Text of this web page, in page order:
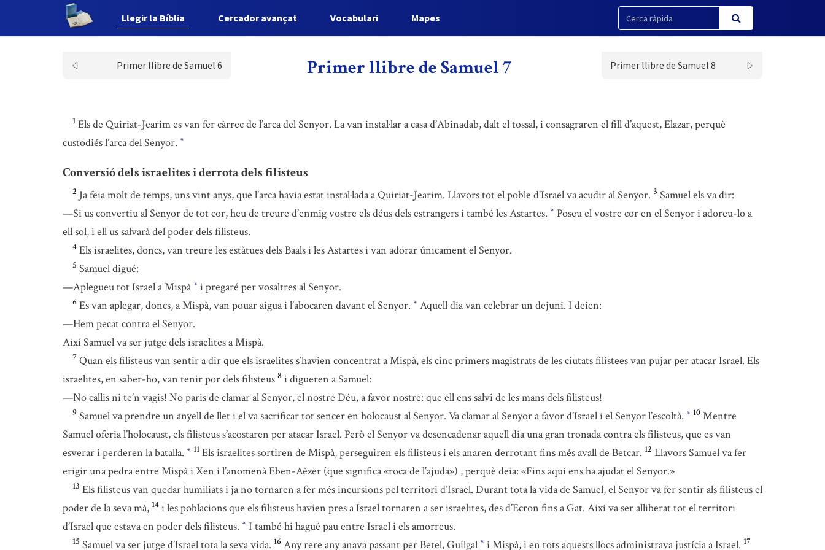
Llegir la Bíblia Cercador avançat Vocabulari Mapes
Primer llibre de Samuel 6 Primer llibre de Samuel 7 Primer llibre de Samuel 8
1 Els de Quiriat-Jearim es van fer càrrec de l’arca del Senyor. La van instal·lar a casa d’Abinadab, dalt el tossal, i consagraren el fill d’aquest, Elazar, perquè
custodiés l’arca del Senyor. *
Conversió dels israelites i derrota dels filisteus
2 Ja feia molt de temps, uns vint anys, que l’arca havia estat instal·lada a Quiriat-Jearim. Llavors tot el poble d’Israel va acudir al Senyor. 3 Samuel els va dir:
—Si us convertiu al Senyor de tot cor, heu de treure d’enmig vostre els déus dels estrangers i també les Astartes. * Poseu el vostre cor en el Senyor i adoreu-lo a
ell sol, i ell us salvarà del poder dels filisteus.
4 Els israelites, doncs, van treure les estàtues dels Baals i les Astartes i van adorar únicament el Senyor.
5 Samuel digué:
—Aplegueu tot Israel a Mispà * i pregaré per vosaltres al Senyor.
6 Es van aplegar, doncs, a Mispà, van pouar aigua i l’abocaren davant el Senyor. * Aquell dia van celebrar un dejuni. I deien:
—Hem pecat contra el Senyor.
Així Samuel va ser jutge dels israelites a Mispà.
7 Quan els filisteus van sentir a dir que els israelites s’havien concentrat a Mispà, els cinc primers magistrats de les ciutats filistees van pujar per atacar Israel. Els
israelites, en saber-ho, van tenir por dels filisteus 8 i digueren a Samuel:
—No callis ni te’n vagis! No paris de clamar al Senyor, el nostre Déu, a favor nostre: que ell ens salvi de les mans dels filisteus!
9 Samuel va prendre un anyell de llet i el va sacrificar tot sencer en holocaust al Senyor. Va clamar al Senyor a favor d’Israel i el Senyor l’escoltà. * 10 Mentre
Samuel oferia l’holocaust, els filisteus s’acostaren per atacar Israel. Però el Senyor va desencadenar aquell dia una gran tronada contra els filisteus, que es van
esverar i perderen la batalla. * 11 Els israelites sortiren de Mispà, perseguiren els filisteus i els anaren derrotant fins més avall de Betcar. 12 Llavors Samuel va fer
erigir una pedra entre Mispà i Xen i l’anomenà Eben-Aèzer (que significa «roca de l’ajuda») , perquè deia: «Fins aquí ens ha ajudat el Senyor.»
13 Els filisteus van quedar humiliats i ja no tornaren a fer més incursions pel territori d’Israel. Durant tota la vida de Samuel, el Senyor va fer sentir als filisteus el
poder de la seva mà, 14 i les poblacions que els filisteus havien pres a Israel tornaren a ser israelites, des d’Ecron fins a Gat. Així va ser alliberat tot el territori
d’Israel que estava en poder dels filisteus. * I també hi hagué pau entre Israel i els amorreus.
15 Samuel va ser jutge d’Israel tota la seva vida. 16 Any rere any anava passant per Betel, Guilgal * i Mispà, i en tots aquests llocs administrava justícia a Israel. 17